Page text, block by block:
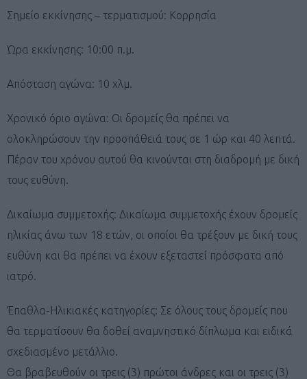
Σημείο εκκίνησης – τερματισμού: Κορρησία
Ώρα εκκίνησης: 10:00 π.μ.
Απόσταση αγώνα: 10 χλμ.
Χρονικό όριο αγώνα: Οι δρομείς θα πρέπει να
ολοκληρώσουν την προσπάθειά τους σε 1 ώρ και 40 λεπτά.
Πέραν του χρόνου αυτού θα κινούνται στη διαδρομή με δική
τους ευθύνη.
Δικαίωμα συμμετοχής: Δικαίωμα συμμετοχής έχουν δρομείς
ηλικίας άνω των 18 ετών, οι οποίοι θα τρέξουν με δική τους
ευθύνη και θα πρέπει να έχουν εξεταστεί πρόσφατα από
ιατρό.
Έπαθλα-Ηλικιακές κατηγορίες: Σε όλους τους δρομείς που
θα τερματίσουν θα δοθεί αναμνηστικό δίπλωμα και ειδικά
σχεδιασμένο μετάλλιο.
Θα βραβευθούν οι τρεις (3) πρώτοι άνδρες και οι τρεις (3)